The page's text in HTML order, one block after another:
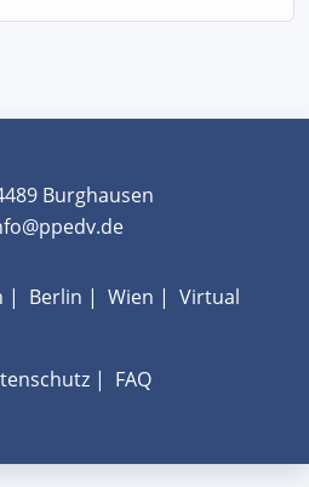
Burghausen
| Berlin | Wien | Virtual
| FAQ